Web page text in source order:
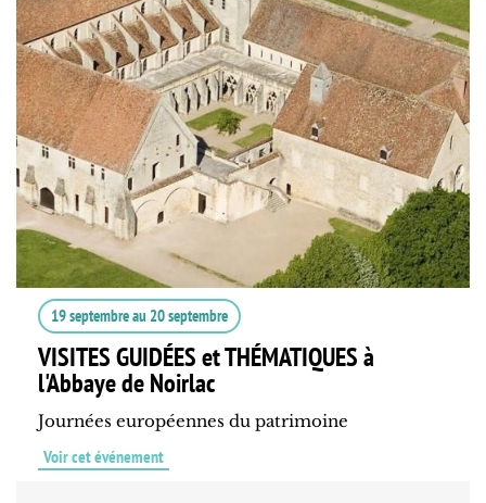
19 septembreau 20 septembre
VISITES GUIDÉES et THÉMATIQUES à
l'Abbaye de Noirlac
Journées européennes du patrimoine
Voir cet événement